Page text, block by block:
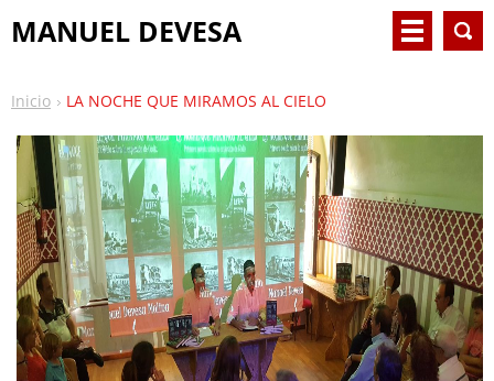
MANUEL DEVESA
Inicio LA NOCHE QUE MIRAMOS AL CIELO